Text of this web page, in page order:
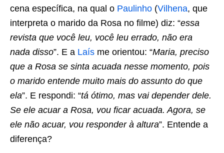
cena específica, na qual o Paulinho (Vilhena, que
interpreta o marido da Rosa no filme) diz: “essa
revista que você leu, você leu errado, não era
nada disso”. E a Laís me orientou: “Maria, preciso
que a Rosa se sinta acuada nesse momento, pois
o marido entende muito mais do assunto do que
ela”. E respondi: “tá ótimo, mas vai depender dele.
Se ele acuar a Rosa, vou ficar acuada. Agora, se
ele não acuar, vou responder à altura”. Entende a
diferença?